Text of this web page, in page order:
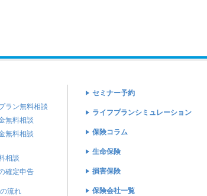
ラン無料相談
無料相談
無料相談
相談
確定申告
流れ
セミナー予約
ライフプランシミュレーション
保険コラム
生命保険
損害保険
保険会社一覧